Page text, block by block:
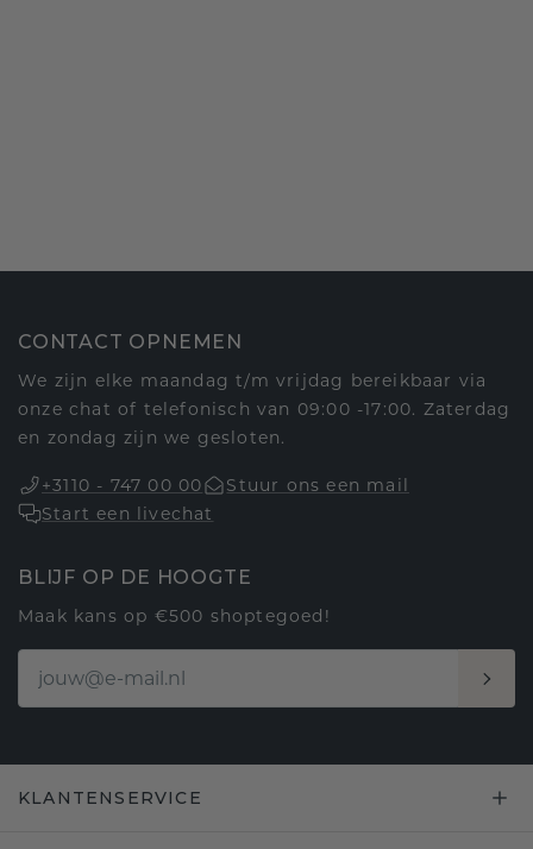
CONTACT OPNEMEN
We zijn elke maandag t/m vrijdag bereikbaar via
onze chat of telefonisch van 09:00 -17:00. Zaterdag
en zondag zijn we gesloten.
+3110 - 747 00 00
Stuur ons een mail
Start een livechat
BLIJF OP DE HOOGTE
Maak kans op €500 shoptegoed!
KLANTENSERVICE